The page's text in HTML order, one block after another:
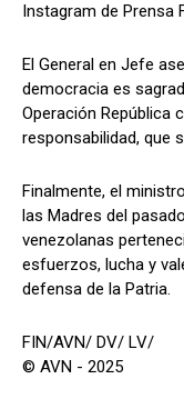
Instagram de Prensa
El General en Jefe
democracia es
Operación República
responsabilidad, que
Finalmente, el
las Madres del
venezolanas
esfuerzos, lucha y
defensa de la Patria.
FIN/AVN/ DV/ LV/
© AVN - 2025